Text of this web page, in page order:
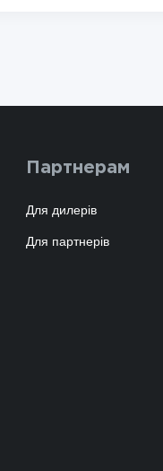
Партнерам
Для дилерів
Для партнерів